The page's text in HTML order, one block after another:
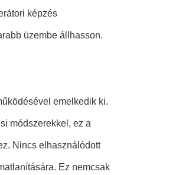
képzés
üzembe állhasson.
emelkedik ki.
módszerekkel, ez a
Nincs elhasználódott
Ez nemcsak